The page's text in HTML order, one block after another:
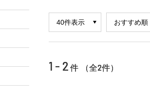
1 - 2 件 （全2件）